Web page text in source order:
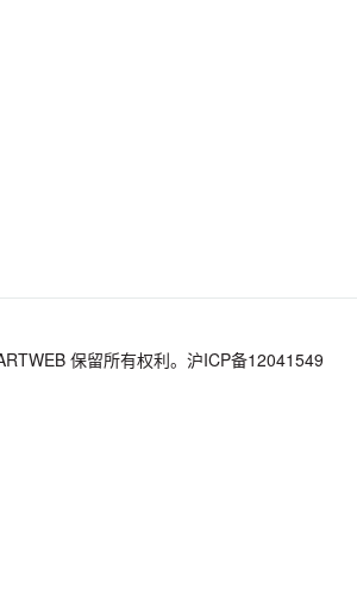
保留所有权利。 沪ICP备12041549